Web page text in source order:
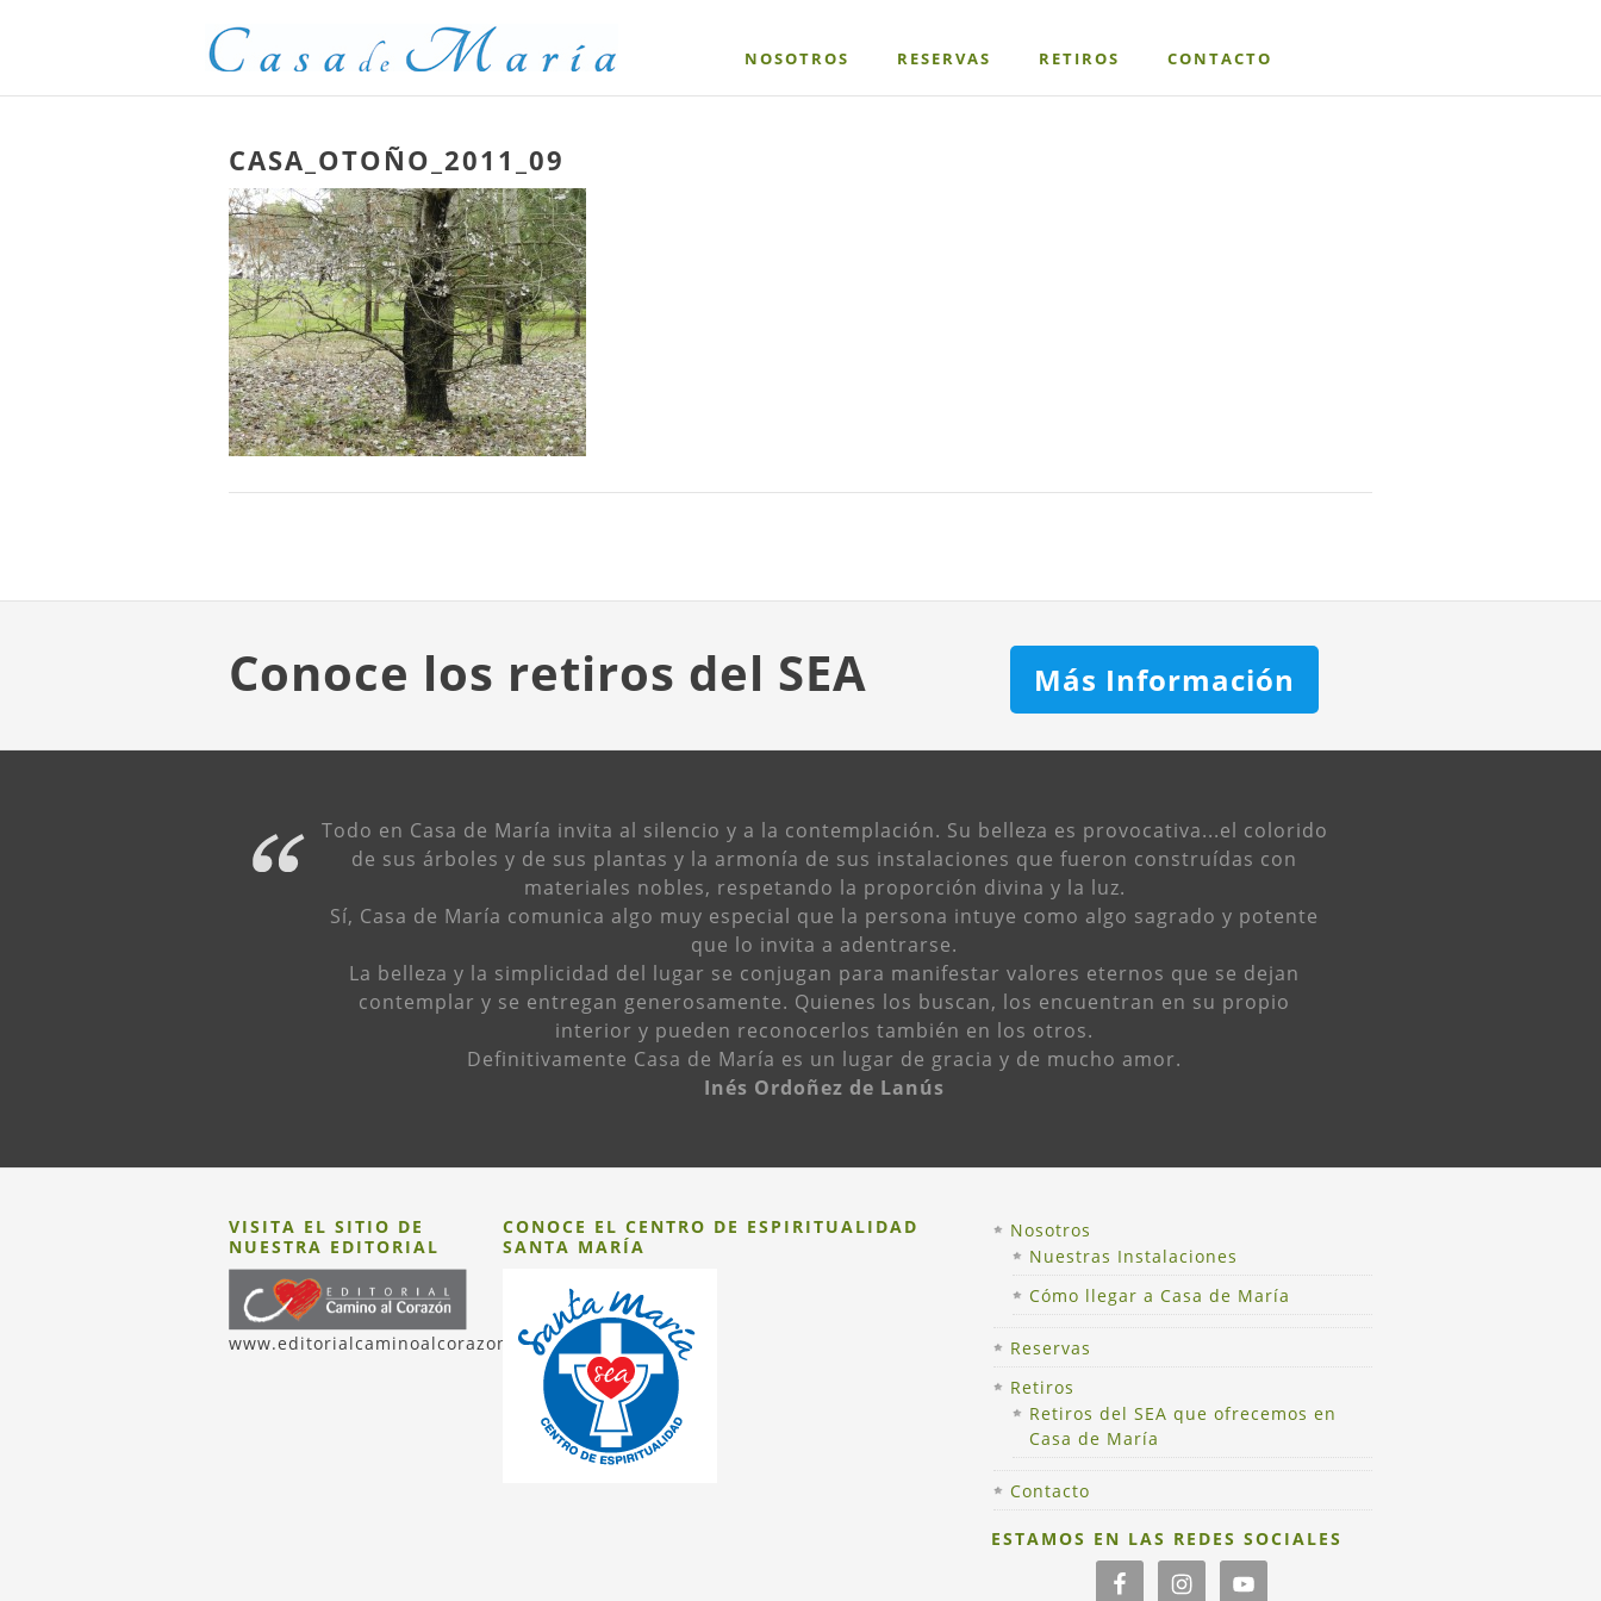
NOSOTROS RESERVAS RETIROS CONTACTO
CASA_OTOÑO_2011_09
Conoce los retiros del SEA Más Información
Todo en Casa de María invita al silencio y a la contemplación. Su belleza es provocativa...el colorido
de sus árboles y de sus plantas y la armonía de sus instalaciones que fueron construídas con
materiales nobles, respetando la proporción divina y la luz.
Sí, Casa de María comunica algo muy especial que la persona intuye como algo sagrado y potente
que lo invita a adentrarse.
La belleza y la simplicidad del lugar se conjugan para manifestar valores eternos que se dejan
contemplar y se entregan generosamente. Quienes los buscan, los encuentran en su propio
interior y pueden reconocerlos también en los otros.
Definitivamente Casa de María es un lugar de gracia y de mucho amor.
Inés Ordoñez de Lanús
VISITA EL SITIO DE
NUESTRA EDITORIAL
www.editorialcaminoalcorazon.com
CONOCE EL CENTRO DE ESPIRITUALIDAD
SANTA MARÍA
Nosotros
Nuestras Instalaciones
Cómo llegar a Casa de María
Reservas
Retiros
Retiros del SEA que ofrecemos en
Casa de María
Contacto
ESTAMOS EN LAS REDES SOCIALES